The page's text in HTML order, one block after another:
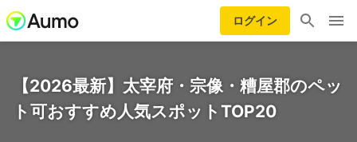
ログイン
【2026最新】太宰府・宗像・糟屋郡のペッ
ト可おすすめ人気スポットTOP20